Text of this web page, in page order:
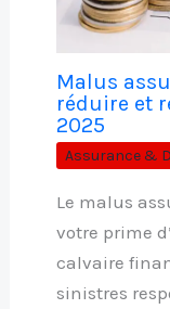
Malus
réduire et
2025
Assurance &
Le malus
votre prime
calvaire
sinistres